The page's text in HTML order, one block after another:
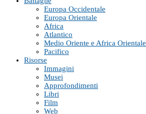
Europa Occidentale
Europa Orientale
Africa
Atlantico
Medio Oriente e Africa Orientale
Pacifico
Risorse
Immagini
Musei
Approfondimenti
Libri
Film
Web